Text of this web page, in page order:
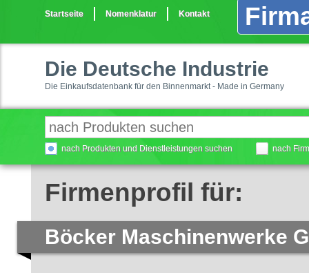
Startseite Nomenklatur Kontakt
Die Deutsche Industrie
Die Einkaufsdatenbank für den Binnenmarkt - Made in Germany
nach Produkten und Dienstleistungen suchen nach
Firmenprofil für:
Böcker Maschinenwerke